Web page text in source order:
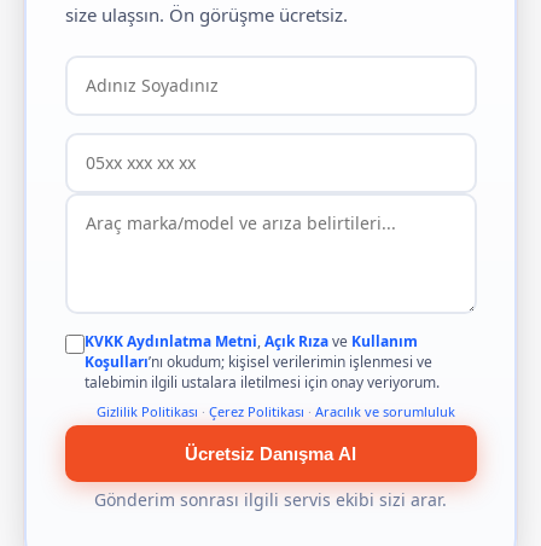
size ulaşsın. Ön görüşme ücretsiz.
KVKK Aydınlatma Metni,Açık Rızave Kullanım
Koşulları’nı okudum; kişisel verilerimin işlenmesi ve
talebimin ilgili ustalara iletilmesi için onay veriyorum.
Gizlilik Politikası · Çerez Politikası · Aracılık ve sorumluluk
Ücretsiz Danışma Al
Gönderim sonrası ilgili servis ekibi sizi arar.